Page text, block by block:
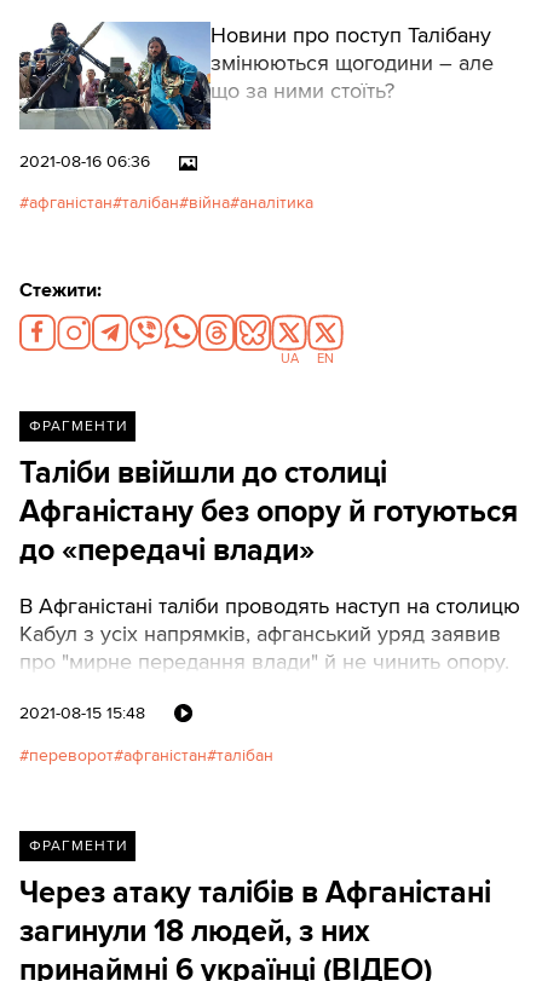
Новини про поступ Талібану
змінюються щогодини – але
що за ними стоїть?
2021-08-16 06:36
афганістан талібан війна аналітика
Стежити:
UA EN
ФРАГМЕНТИ
Таліби ввійшли до столиці
Афганістану без опору й готуються
до «передачі влади»
В Афганістані таліби проводять наступ на столицю
Кабул з усіх напрямків, афганський уряд заявив
про "мирне передання влади" й не чинить опору.
2021-08-15 15:48
переворот афганістан талібан
ФРАГМЕНТИ
Через атаку талібів в Афганістані
загинули 18 людей, з них
принаймні 6 українці (ВІДЕО)